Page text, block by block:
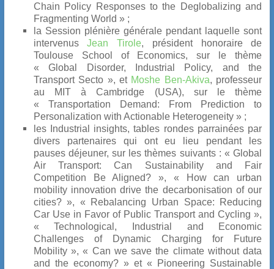
Chain Policy Responses to the Deglobalizing and
Fragmenting World » ;
la Session plénière généralependant laquelle sont
intervenusJean Tirole, président honoraire de
Toulouse School of Economics, sur le thème
« Global Disorder, Industrial Policy, and the
Transport Secto », et Moshe Ben-Akiva, professeur
au MIT à Cambridge (USA), sur le thème
« Transportation Demand: From Prediction to
Personalization with Actionable Heterogeneity » ;
les Industrial insights, tables rondes parrainées par
divers partenaires qui ont eu lieu pendant les
pauses déjeuner, sur les thèmes suivants : « Global
Air Transport: Can Sustainability and Fair
Competition Be Aligned? », « How can urban
mobility innovation drive the decarbonisation of our
cities? », « Rebalancing Urban Space: Reducing
Car Use in Favor of Public Transport and Cycling »,
« Technological, Industrial and Economic
Challenges of Dynamic Charging for Future
Mobility », « Can we save the climate without data
and the economy? » et « Pioneering Sustainable